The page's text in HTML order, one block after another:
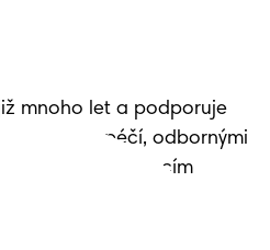
mnoho let a podporuje
dítěte – s péčí, odbornými
budoucím